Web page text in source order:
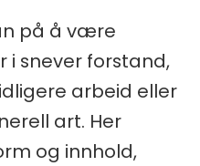
på å være
i snever forstand,
arbeid eller
art. Her
og innhold,